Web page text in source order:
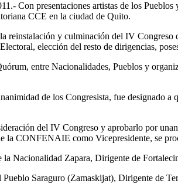
Con presentaciones artistas de los
CCE en la ciudad de Quito.
reinstalación y culminación del IV
elección del resto de dirigencias,
entre Nacionalidades, Pueblos y
de los Congresista, fue designado
del IV Congreso y aprobarlo por
la CONFENAIE como Vicepresidente, se
la Nacionalidad Zapara, Dirigente de
Pueblo Saraguro (Zamaskijat), Dirigente de